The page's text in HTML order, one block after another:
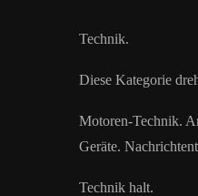
Technik.
Diese Kategorie
Motoren-Technik.
Geräte.
Technik halt.